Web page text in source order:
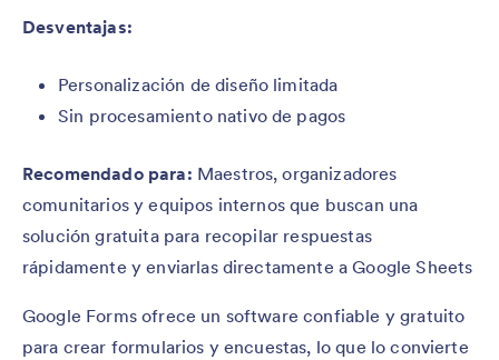
Desventajas:
Personalización de diseño limitada
Sin procesamiento nativo de pagos
Recomendado para: Maestros, organizadores
comunitarios y equipos internos que buscan una
solución gratuita para recopilar respuestas
rápidamente y enviarlas directamente a Google Sheets
Google Forms ofrece un software confiable y gratuito
para crear formularios y encuestas, lo que lo convierte